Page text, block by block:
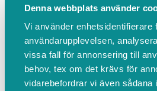
Denna webbplats använder
Vi använder enhetsidentifierare
användarupplevelsen,
vissa fall för annonsering till
behov, tex om det krävs för
vidarebefordrar vi även sådana